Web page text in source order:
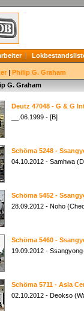
| Philip G. Graham
G. Graham
Deutz 47048 - G & G
__.06.1999 - [B]
Schöma 5248 -
04.10.2012 - Samhwa
Schöma 5452 -
28.09.2012 - Noho
Schöma 5460 -
19.09.2012 -
Schöma 5711 - Asia
02.10.2012 - Deokso